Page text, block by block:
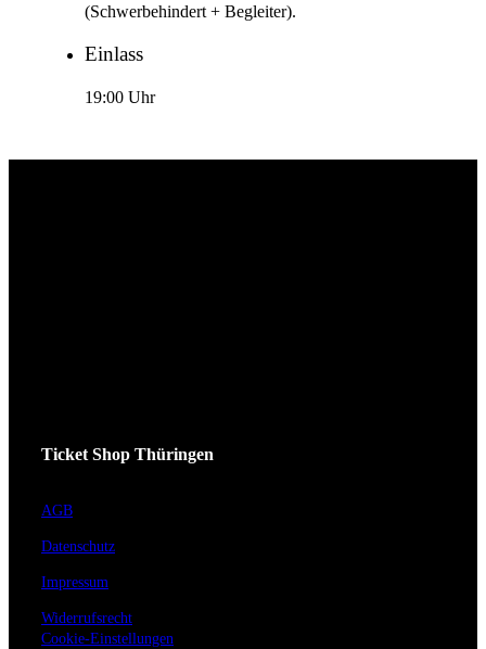
(Schwerbehindert + Begleiter).
Einlass
19:00 Uhr
Ticket Shop Thüringen
AGB
Datenschutz
Impressum
Widerrufsrecht
Cookie-Einstellungen